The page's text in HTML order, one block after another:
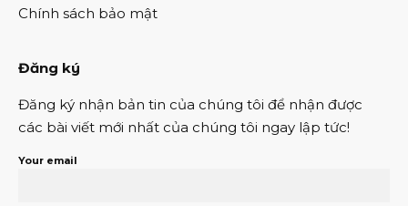
Chính sách bảo mật
Đăng ký
Đăng ký nhận bản tin của chúng tôi để nhận được
các bài viết mới nhất của chúng tôi ngay lập tức!
Your email